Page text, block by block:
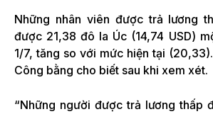
Những nhân viên được trả lương
được 21,38 đô la Úc (14,74 USD)
1/7, tăng so với mức hiện tại
Công bằng cho biết sau khi xem xét.
“Những người được trả lương thấp